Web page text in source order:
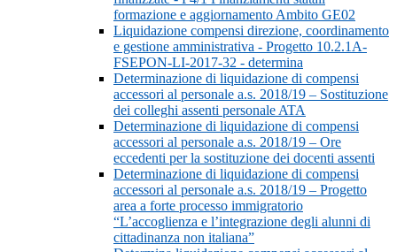
formazione e aggiornamento Ambito GE02
Liquidazione compensi direzione, coordinamento
e gestione amministrativa - Progetto 10.2.1A-
FSEPON-LI-2017-32 - determina
Determinazione di liquidazione di compensi
accessori al personale a.s. 2018/19 – Sostituzione
dei colleghi assenti personale ATA
Determinazione di liquidazione di compensi
accessori al personale a.s. 2018/19 – Ore
eccedenti per la sostituzione dei docenti assenti
Determinazione di liquidazione di compensi
accessori al personale a.s. 2018/19 – Progetto
area a forte processo immigratorio
“L’accoglienza e l’integrazione degli alunni di
cittadinanza non italiana”